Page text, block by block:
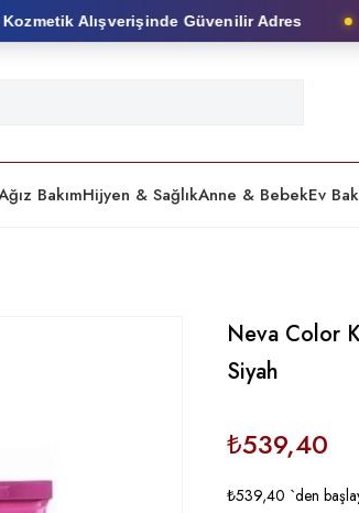
Alışverişinde Güvenilir Adres
BakımHijyen & SağlıkAnne & BebekEv
Neva Color
Siyah
₺539,40
₺539,40 `den